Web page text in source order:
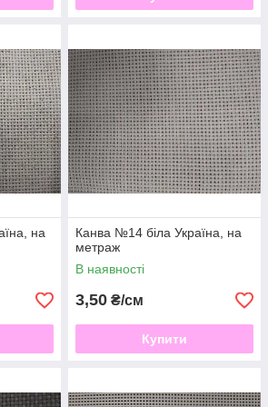
на
Канва №14 біла Україна, на
метраж
В наявності
3,50 ₴/см
Купити